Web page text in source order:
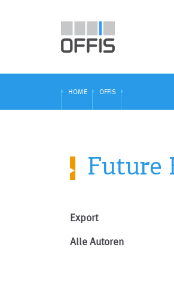
HOME OFFIS
Future
Export
Alle Autoren